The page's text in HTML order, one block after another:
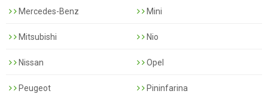
Mercedes-Benz Mini
Mitsubishi Nio
Nissan Opel
Peugeot Pininfarina